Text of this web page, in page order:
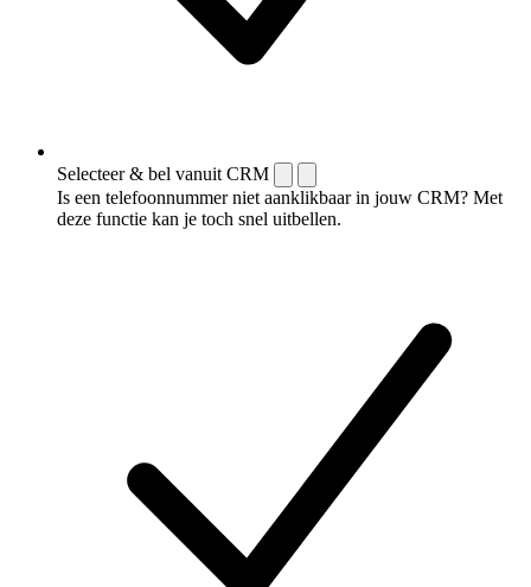
Selecteer & bel vanuit CRM
Is een telefoonnummer niet aanklikbaar in jouw CRM? Met
deze functie kan je toch snel uitbellen.